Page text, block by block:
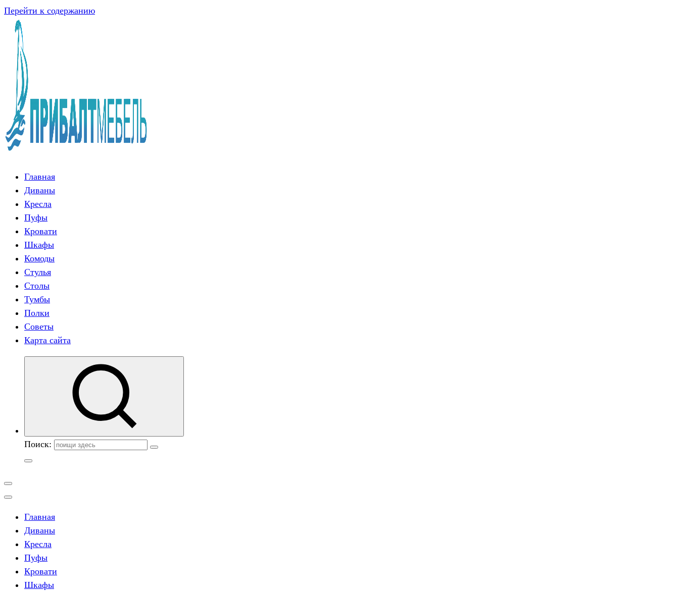
Перейти к содержанию
Главная
Диваны
Кресла
Пуфы
Кровати
Шкафы
Комоды
Стулья
Столы
Тумбы
Полки
Советы
Карта сайта
Поиск:
Главная
Диваны
Кресла
Пуфы
Кровати
Шкафы